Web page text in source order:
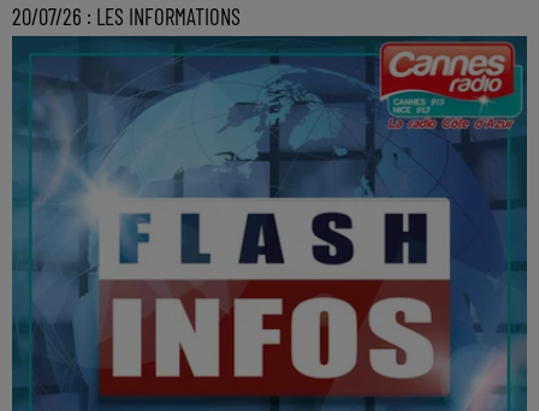
20/07/26 : LES INFORMATIONS